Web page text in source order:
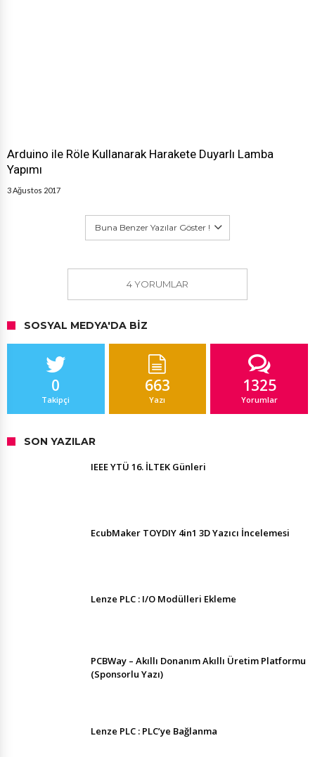
Arduino ile Röle Kullanarak Harakete Duyarlı Lamba
Yapımı
3 Ağustos 2017
Buna Benzer Yazılar Göster !
4 YORUMLAR
SOSYAL MEDYA'DA BIZ
0
Takipçi
663
Yazı
1325
Yorumlar
SON YAZILAR
IEEE YTÜ 16. İLTEK Günleri
EcubMaker TOYDIY 4in1 3D Yazıcı İncelemesi
Lenze PLC : I/O Modülleri Ekleme
PCBWay – Akıllı Donanım Akıllı Üretim Platformu
(Sponsorlu Yazı)
Lenze PLC : PLC’ye Bağlanma